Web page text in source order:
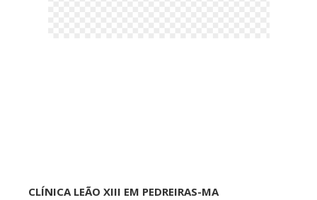
CLÍNICA LEÃO XIII EM PEDREIRAS-MA